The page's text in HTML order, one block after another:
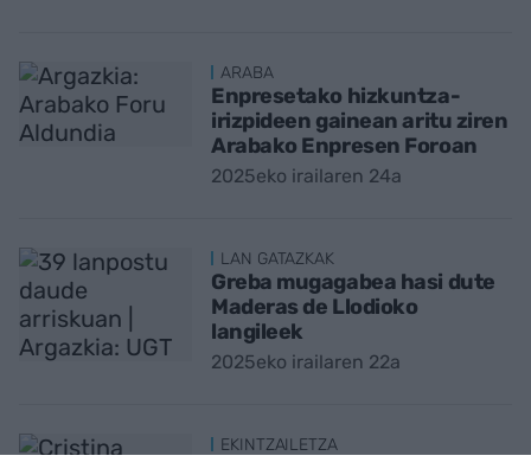
ARABA
Enpresetako hizkuntza-
irizpideen gainean aritu ziren
Arabako Enpresen Foroan
2025eko irailaren 24a
LAN GATAZKAK
Greba mugagabea hasi dute
Maderas de Llodioko
langileek
2025eko irailaren 22a
EKINTZAILETZA